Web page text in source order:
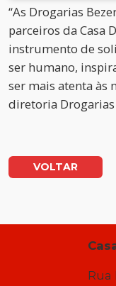
“As Drogarias
parceiros da Casa
instrumento de
ser humano,
ser mais atenta às
diretoria Drogarias
VOLTAR
Rua